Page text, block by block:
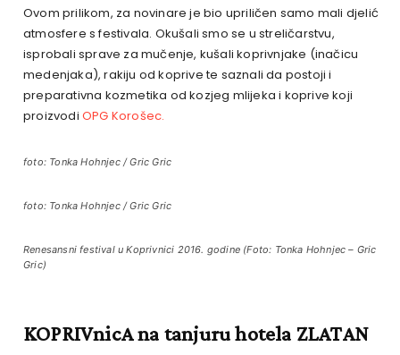
Ovom prilikom, za novinare je bio upriličen samo mali djelić
atmosfere s festivala. Okušali smo se u streličarstvu,
isprobali sprave za mučenje, kušali koprivnjake (inačicu
medenjaka), rakiju od koprive te saznali da postoji i
preparativna kozmetika od kozjeg mlijeka i koprive koji
proizvodi OPG Korošec.
foto: Tonka Hohnjec / Gric Gric
foto: Tonka Hohnjec / Gric Gric
Renesansni festival u Koprivnici 2016. godine (Foto: Tonka Hohnjec – Gric
Gric)
KOPRIVnicA na tanjuru hotela ZLATAN